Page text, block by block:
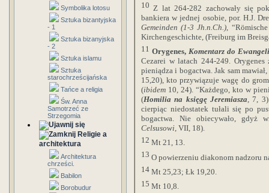
Symbolika lotosu
Sztuka bizantyjska
- 1
Sztuka bizanyjska
- 2
Sztuka islamu
Sztuka
starochrześcijańska
Tańce a religia
Św. Anna
Samotrzeć ze
Strzegomia
Religie a
architektura
Architektura
chrześci.
Babilon
Borobudur
10 Z lat 264-282 zachowały się
bankiera w jednej osobie, por. H.J.
Gemeinden (1-3 Jh.n.Ch.) ,
Kirchengeschichte, (Freiburg im
11 Orygenes, Komentarz do
Cezarei w latach 244-249.
pieniądza i bogactwa. Jak sam
15,20), kto przywiązuje wagę do
(ibidem 10, 24). “Każdego, kto w
(Homilia na księgę Jeremiasza, 7,
cierpiąc niedostatek tułali się po
bogactwa. Nie obiecywało, gdyż
Celsusowi, VII, 18).
12 Mt 21, 13.
13 O powierzeniu diakonom nadzoru
14 Mt 25,23; Łk 19,20.
15 Mt 10,8.